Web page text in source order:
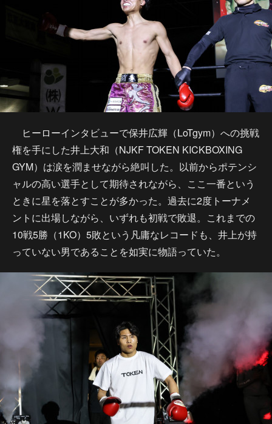
ヒーローインタビューで保井広輝（LoTgym）への挑戦
権を手にした井上大和（NJKF TOKEN KICKBOXING
GYM）は涙を潤ませながら絶叫した。以前からポテンシ
ャルの高い選手として期待されながら、ここ一番という
ときに星を落とすことが多かった。過去に2度トーナメ
ントに出場しながら、いずれも初戦で敗退。これまでの
10戦5勝（1KO）5敗という凡庸なレコードも、井上が持
っていない男であることを如実に物語っていた。